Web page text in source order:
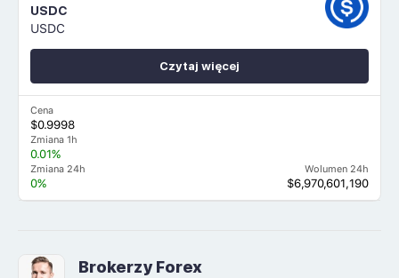
USDC
USDC
Cena
$0.9998
Zmiana 1h
0.01%
Zmiana 24h
0%
Wolumen 24h
$6,970,601,190
Czytaj więcej
Brokerzy Forex